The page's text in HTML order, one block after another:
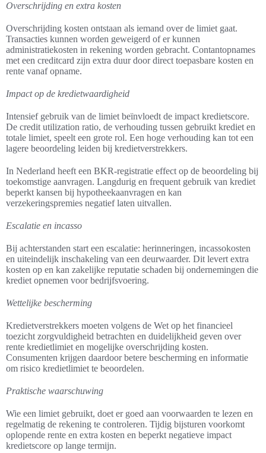
Overschrijding en extra kosten
Overschrijding kosten ontstaan als iemand over de limiet gaat.
Transacties kunnen worden geweigerd of er kunnen
administratiekosten in rekening worden gebracht. Contantopnames
met een creditcard zijn extra duur door direct toepasbare kosten en
rente vanaf opname.
Impact op de kredietwaardigheid
Intensief gebruik van de limiet beïnvloedt de impact kredietscore.
De credit utilization ratio, de verhouding tussen gebruikt krediet en
totale limiet, speelt een grote rol. Een hoge verhouding kan tot een
lagere beoordeling leiden bij kredietverstrekkers.
In Nederland heeft een BKR-registratie effect op de beoordeling bij
toekomstige aanvragen. Langdurig en frequent gebruik van krediet
beperkt kansen bij hypotheekaanvragen en kan
verzekeringspremies negatief laten uitvallen.
Escalatie en incasso
Bij achterstanden start een escalatie: herinneringen, incassokosten
en uiteindelijk inschakeling van een deurwaarder. Dit levert extra
kosten op en kan zakelijke reputatie schaden bij ondernemingen die
krediet opnemen voor bedrijfsvoering.
Wettelijke bescherming
Kredietverstrekkers moeten volgens de Wet op het financieel
toezicht zorgvuldigheid betrachten en duidelijkheid geven over
rente kredietlimiet en mogelijke overschrijding kosten.
Consumenten krijgen daardoor betere bescherming en informatie
om risico kredietlimiet te beoordelen.
Praktische waarschuwing
Wie een limiet gebruikt, doet er goed aan voorwaarden te lezen en
regelmatig de rekening te controleren. Tijdig bijsturen voorkomt
oplopende rente en extra kosten en beperkt negatieve impact
kredietscore op lange termijn.